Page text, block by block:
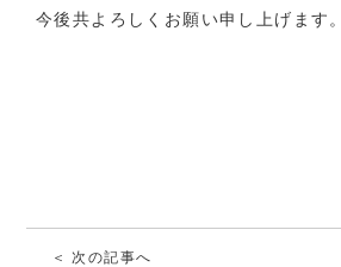
今後共よろしくお願い申し上げます。
＜ 次の記事へ